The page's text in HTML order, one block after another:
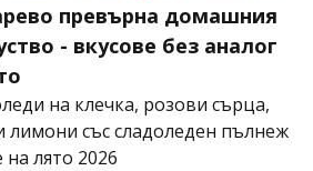
превърна домашния
- вкусове без аналог
на клечка, розови сърца,
лимони със сладоледен пълнеж
на лято 2026